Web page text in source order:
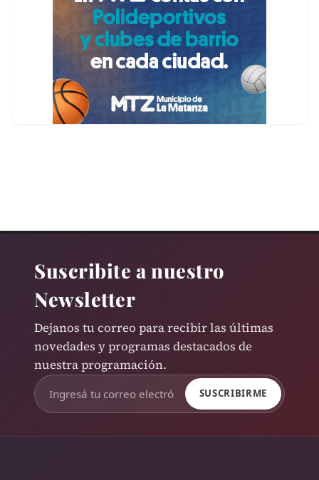
Suscribite a nuestro
Newsletter
Dejanos tu correo para recibir las últimas
novedades y programas destacados de
nuestra programación.
SUSCRIBIRME